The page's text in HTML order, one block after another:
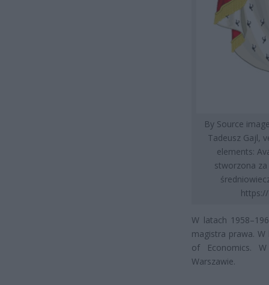
By Source
Tadeusz Gajl,
elements:
stworzona
W latach
magistra prawa.
of Economics. W
Warszawie.